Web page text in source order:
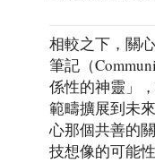
相較之下，關
筆記（
係性的神靈」
範疇擴展到未
心那個共善的
技想像的可能性